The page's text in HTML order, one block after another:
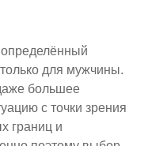
для мужчины.
большее
с точки зрения
границ и